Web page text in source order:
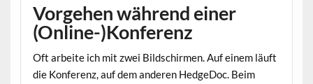
Vorgehen während einer
(Online-)Konferenz
Oft arbeite ich mit zwei Bildschirmen. Auf einem läuft
die Konferenz, auf dem anderen HedgeDoc. Beim